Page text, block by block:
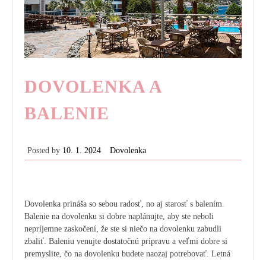
DOVOLENKA A
BALENIE
Posted by 10. 1. 2024 Dovolenka
Dovolenka prináša so sebou radosť, no aj starosť s balením.
Balenie na dovolenku si dobre naplánujte, aby ste neboli
nepríjemne zaskočení, že ste si niečo na dovolenku zabudli
zbaliť. Baleniu venujte dostatočnú prípravu a veľmi dobre si
premyslite, čo na dovolenku budete naozaj potrebovať. Letná